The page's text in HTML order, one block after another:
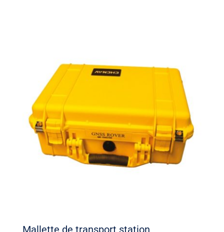
Mallette de transport station